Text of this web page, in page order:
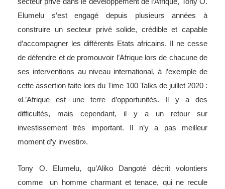
Elumelu s’est engagé depuis plusieurs années à
construire un secteur privé solide, crédible et capable
d’accompagner les différents Etats africains. Il ne cesse
de défendre et de promouvoir l’Afrique lors de chacune de
ses interventions au niveau international, à l’exemple de
cette assertion faite lors du Time 100 Talks de juillet 2020 :
«L’Afrique est une terre d’opportunités. Il y a des
difficultés, mais cependant, il y a un retour sur
investissement très important. Il n’y a pas meilleur
moment d’y investir».
Tony O. Elumelu, qu’Aliko Dangoté décrit volontiers
comme un homme charmant et tenace, qui ne recule